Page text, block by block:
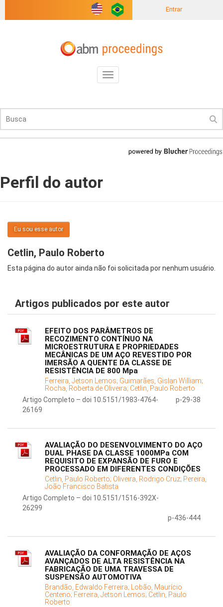
Entrar
Toggle
navigation
Perfil do autor
Eu sou esse autor
Cetlin, Paulo Roberto
Esta página do autor ainda não foi solicitada por nenhum usuário.
Artigos publicados por este autor
EFEITO DOS PARÂMETROS DE
RECOZIMENTO CONTÍNUO NA
MICROESTRUTURA E PROPRIEDADES
MECÂNICAS DE UM AÇO REVESTIDO POR
IMERSÃO A QUENTE DA CLASSE DE
RESISTÊNCIA DE 800 Mpa
Ferreira, Jetson Lemos; Guimarães, Gislan William;
Rocha, Roberta de Oliveira; Cetlin, Paulo Roberto
Artigo Completo – doi 10.5151/1983-4764-
26169
p-29-38
AVALIAÇÃO DO DESENVOLVIMENTO DO AÇO
DUAL PHASE DA CLASSE 1000MPa COM
REQUISITO DE EXPANSÃO DE FURO E
PROCESSADO EM DIFERENTES CONDIÇÕES
Cetlin, Paulo Roberto; Oliveira, Rodrigo Cruz; Pereira,
João Francisco Batista
Artigo Completo – doi 10.5151/1516-392X-
26299
p-436-444
AVALIAÇÃO DA CONFORMAÇÃO DE AÇOS
AVANÇADOS DE ALTA RESISTÊNCIA NA
FABRICAÇÃO DE UMA TRAVESSA DE
SUSPENSÃO AUTOMOTIVA
Brandão, Edwaldo Ferreira; Lobão, Maurício
Centeno; Ferreira, Jetson Lemos; Cetlin, Paulo
Roberto